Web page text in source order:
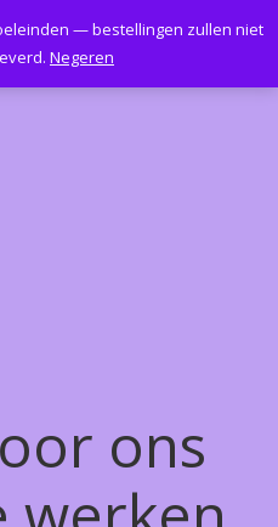
ons
— bestellingen zullen niet
Negeren